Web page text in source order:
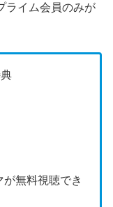
ライム会員のみが
無料視聴でき